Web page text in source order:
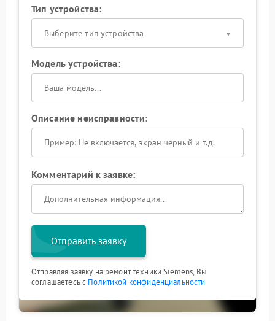
Тип устройства:
Выберите тип устройства
Модель устройства:
Описание неисправности:
Комментарий к заявке:
Отправить заявку
Отправляя заявку на ремонт техники Siemens, Вы
соглашаетесь с Политикой конфиденциальности